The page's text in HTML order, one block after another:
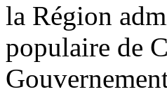
la Région
populaire de